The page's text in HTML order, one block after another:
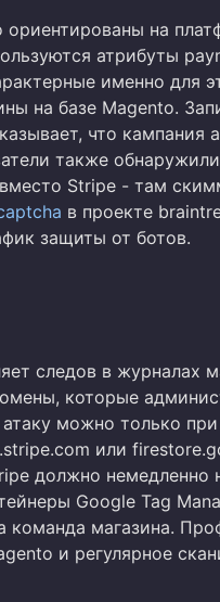
на
атрибуты
именно для
на базе Magento.
что кампания
также
Stripe - там
в проекте
защиты от ботов.
следов в журналах
которые
можно только при
или
должно немедленно
Google Tag
команда магазина.
и регулярное